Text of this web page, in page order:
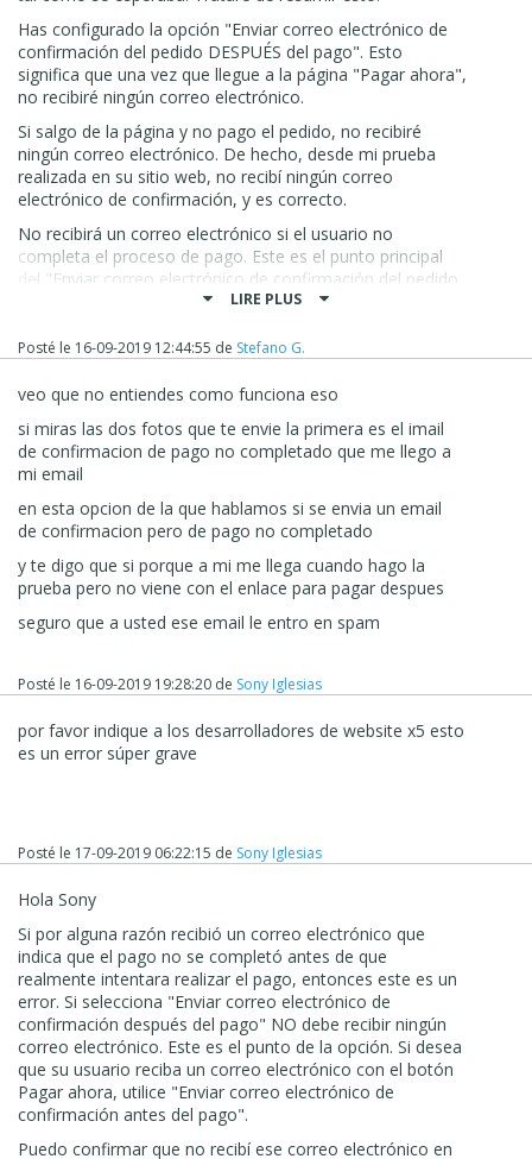
Has configurado la opción "Enviar correo electrónico de
confirmación del pedido DESPUÉS del pago". Esto
significa que una vez que llegue a la página "Pagar ahora",
no recibiré ningún correo electrónico.
Si salgo de la página y no pago el pedido, no recibiré
ningún correo electrónico. De hecho, desde mi prueba
realizada en su sitio web, no recibí ningún correo
electrónico de confirmación, y es correcto.
No recibirá un correo electrónico si el usuario no
completa el proceso de pago. Este es el punto principal
del "Enviar correo electrónico de confirmación del pedido
DESPUÉS del pago". Si desea permitir que el usuario
entonces debe usar el "Enviar correo electrónico de
Esta parece ser la forma correcta en que se supone que
el sistema funciona, y lo está haciendo bien desde mis
pruebas en su sitio web
Mantenme informado sobre esto
Gracias
LIRE PLUS
Posté le 16-09-2019 12:44:55 de Stefano G.
veo que no entiendes como funciona eso
si miras las dos fotos que te envie la primera es el imail
de confirmacion de pago no completado que me llego a
mi email
en esta opcion de la que hablamos si se envia un email
de confirmacion pero de pago no completado
y te digo que si porque a mi me llega cuando hago la
prueba pero no viene con el enlace para pagar despues
seguro que a usted ese email le entro en spam
Posté le 16-09-2019 19:28:20 de Sony Iglesias
por favor indique a los desarrolladores de website x5 esto
es un error súper grave
Posté le 17-09-2019 06:22:15 de Sony Iglesias
Hola Sony
Si por alguna razón recibió un correo electrónico que
indica que el pago no se completó antes de que
realmente intentara realizar el pago, entonces este es un
error. Si selecciona "Enviar correo electrónico de
confirmación después del pago" NO debe recibir ningún
correo electrónico. Este es el punto de la opción. Si desea
que su usuario reciba un correo electrónico con el botón
Pagar ahora, utilice "Enviar correo electrónico de
confirmación antes del pago".
Puedo confirmar que no recibí ese correo electrónico en